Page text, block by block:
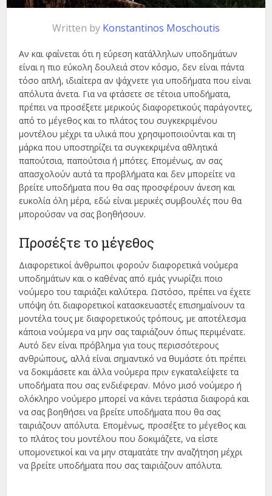
Written by Konstantinos Moschoutis
Αν και φαίνεται ότι η εύρεση κατάλληλων υποδημάτων
είναι η πιο εύκολη δουλειά στον κόσμο, δεν είναι πάντα
τόσο απλή, ιδιαίτερα αν ψάχνετε για υποδήματα που είναι
απόλυτα άνετα. Για να φτάσετε σε τέτοια υποδήματα,
πρέπει να προσέξετε μερικούς διαφορετικούς παράγοντες,
από το μέγεθος και το πλάτος του συγκεκριμένου
μοντέλου μέχρι τα υλικά που χρησιμοποιούνται και τη
μάρκα που υποστηρίζει τα συγκεκριμένα αθλητικά
παπούτσια, παπούτσια ή μπότες. Επομένως, αν σας
απασχολούν αυτά τα προβλήματα και δεν μπορείτε να
βρείτε υποδήματα που θα σας προσφέρουν άνεση και
ευκολία όλη μέρα, εδώ είναι μερικές συμβουλές που θα
μπορούσαν να σας βοηθήσουν.
Προσέξτε το μέγεθος
Διαφορετικοί άνθρωποι φορούν διαφορετικά νούμερα
υποδημάτων και ο καθένας από εμάς γνωρίζει ποιο
νούμερο του ταιριάζει καλύτερα. Ωστόσο, πρέπει να έχετε
υπόψη ότι διαφορετικοί κατασκευαστές επισημαίνουν τα
μοντέλα τους με διαφορετικούς τρόπους, με αποτέλεσμα
κάποια νούμερα να μην σας ταιριάζουν όπως περιμένατε.
Αυτό δεν είναι πρόβλημα για τους περισσότερους
ανθρώπους, αλλά είναι σημαντικό να θυμάστε ότι πρέπει
να δοκιμάσετε και άλλα νούμερα πριν εγκαταλείψετε τα
υποδήματα που σας ενδιέφεραν. Μόνο μισό νούμερο ή
ολόκληρο νούμερο μπορεί να κάνει τεράστια διαφορά και
να σας βοηθήσει να βρείτε υποδήματα που θα σας
ταιριάζουν απόλυτα. Επομένως, προσέξτε το μέγεθος και
το πλάτος του μοντέλου που δοκιμάζετε, να είστε
υπομονετικοί και να μην σταματάτε την αναζήτηση μέχρι
να βρείτε υποδήματα που σας ταιριάζουν απόλυτα.